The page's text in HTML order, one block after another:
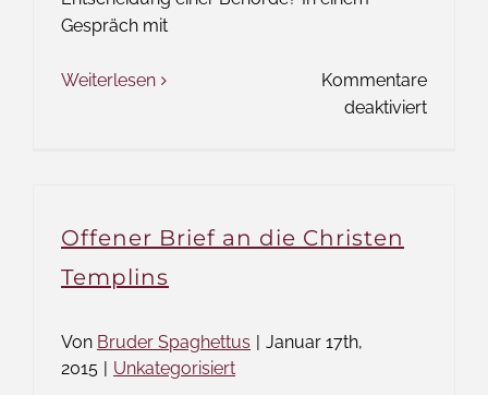
Gespräch mit
Weiterlesen
Kommentare
deaktiviertfür
Offener Brief an die Christen
Templins
Von Bruder Spaghettus | Januar 17th,
2015 | Unkategorisiert